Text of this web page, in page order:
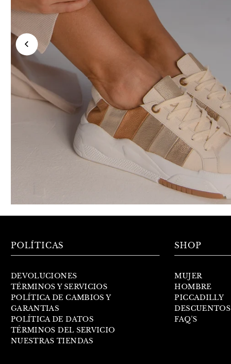
POLÍTICAS
DEVOLUCIONES
TÉRMINOS Y SERVICIOS
POLÍTICA DE CAMBIOS Y
GARANTIAS
POLÍTICA DE DATOS
TÉRMINOS DEL SERVICIO
NUESTRAS TIENDAS
SHOP
MUJER
HOMBRE
PICCADILLY
DESCUENTOS
FAQ'S